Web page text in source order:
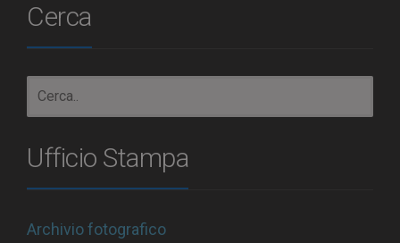
Cerca
Ufficio Stampa
Archivio fotografico